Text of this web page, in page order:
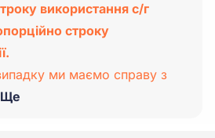
використання с/г
строку
ми маємо справу з
Ще